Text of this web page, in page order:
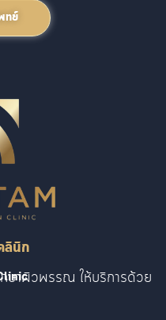
ทย์
ลินิก
กษาผิวพรรณ ให้บริการด้วย